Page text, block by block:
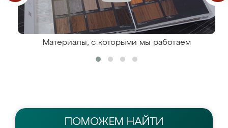
Материалы, с которыми мы работаем
ПОМОЖЕМ НАЙТИ